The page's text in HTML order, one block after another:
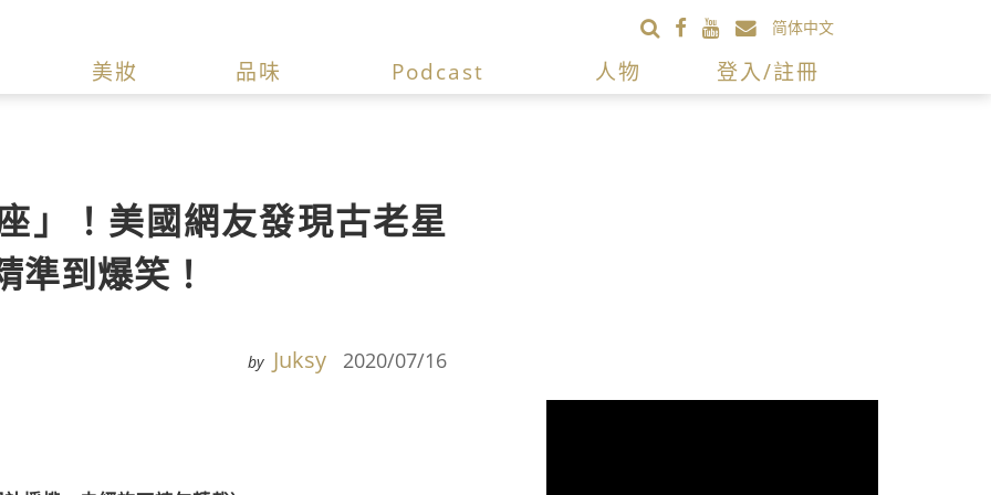
简体中文
美妝 品味 Podcast 人物 登入/註冊
」！美國網友發現古老星
準到爆笑！
by Juksy 2020/07/16